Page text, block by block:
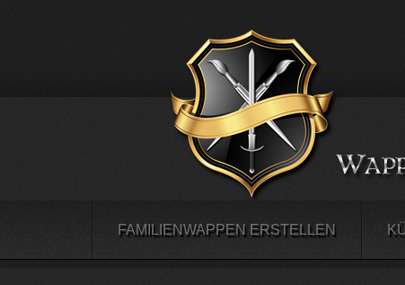
FAMILIENWAPPEN ERSTELLEN